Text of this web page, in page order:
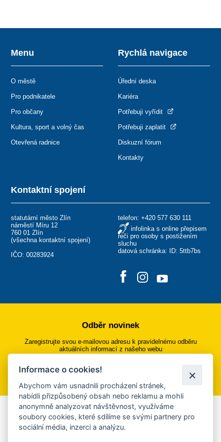
Kontaktní spojení
statutární město Zlín
náměstí Míru 12
760 01 Zlín
(všechna kontaktní spojení)
IČO: 00283924
telefon: +420 577 630 111
infolinka s online přepisem
řeči pro osoby s postižením
sluchu
datová schránka: ID: 5ttb7bs
Menu
O městě
Pro podnikatele
Pro občany
Kultura, sport a volný čas
Otevřená radnice
Rychlá navigace
Úřední deska
Kariéra
Potřebuji vyřídit
Potřebuji zaplatit
Diskuzní fórum
Kontakty
Odběr novinek
Zaregistrujte svou e-mailovou adresu k pravidelnému odběru
aktuálních informací z našeho webu
Přihlásit se k odběru
Aplikace Mobilní rozhlas
Chcete dostávat do svého mobilu či mailu upozornění na
Informace o cookies!
Abychom vám usnadnili procházení stránek,
nabídli přizpůsobený obsah nebo reklamu a mohli
anonymně analyzovat návštěvnost, využíváme
soubory cookies, které sdílíme se svými partnery pro
sociální média, inzerci a analýzu.